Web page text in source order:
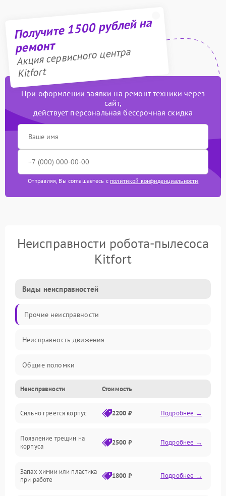
Получите 1500 рублей на
ремонт
Акция сервисного центра
Kitfort
При оформлении заявки на ремонт техники через
сайт,
действует персональная бессрочная скидка
Отправляя, Вы соглашаетесь с политикой конфиденциальности
Неисправности робота-пылесоса
Kitfort
Виды неисправностей
Прочие неисправности
Неисправность движения
Общие поломки
Неисправность датчиков
Неисправность программного обеспечения
Проблемы с сигналом
Неисправности Стоимость
Сильно греется корпус 2200 ₽ Подробнее →
Появление трещин на
корпуса
2500 ₽ Подробнее →
Запах химии или пластика
при работе
1800 ₽ Подробнее →